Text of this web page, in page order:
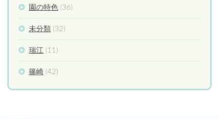
園の特色 (36)
未分類 (32)
瑞江 (11)
篠崎 (42)